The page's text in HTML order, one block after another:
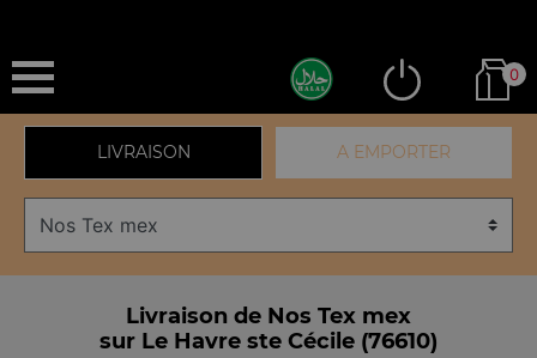
0
LIVRAISON A EMPORTER
Livraison de Nos Tex mex
sur Le Havre ste Cécile (76610)